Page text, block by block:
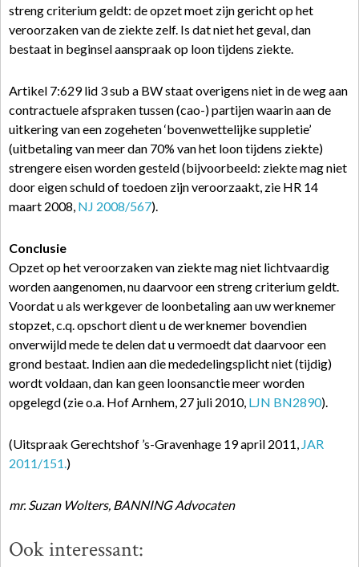
streng criterium geldt: de opzet moet zijn gericht op het
veroorzaken van de ziekte zelf. Is dat niet het geval, dan
bestaat in beginsel aanspraak op loon tijdens ziekte.
Artikel 7:629 lid 3 sub a BW staat overigens niet in de weg aan
contractuele afspraken tussen (cao-) partijen waarin aan de
uitkering van een zogeheten ‘bovenwettelijke suppletie’
(uitbetaling van meer dan 70% van het loon tijdens ziekte)
strengere eisen worden gesteld (bijvoorbeeld: ziekte mag niet
door eigen schuld of toedoen zijn veroorzaakt, zie HR 14
maart 2008, NJ 2008/567).
Conclusie
Opzet op het veroorzaken van ziekte mag niet lichtvaardig
worden aangenomen, nu daarvoor een streng criterium geldt.
Voordat u als werkgever de loonbetaling aan uw werknemer
stopzet, c.q. opschort dient u de werknemer bovendien
onverwijld mede te delen dat u vermoedt dat daarvoor een
grond bestaat. Indien aan die mededelingsplicht niet (tijdig)
wordt voldaan, dan kan geen loonsanctie meer worden
opgelegd (zie o.a. Hof Arnhem, 27 juli 2010, LJN BN2890).
(Uitspraak Gerechtshof ’s-Gravenhage 19 april 2011, JAR
2011/151.)
mr. Suzan Wolters, BANNING Advocaten
Ook interessant: